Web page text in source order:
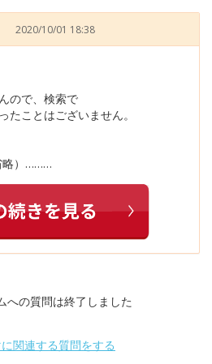
2020/10/01 18:38
ので、検索で
たことはございません。
略）………
への質問は終了しました
関連する質問をする